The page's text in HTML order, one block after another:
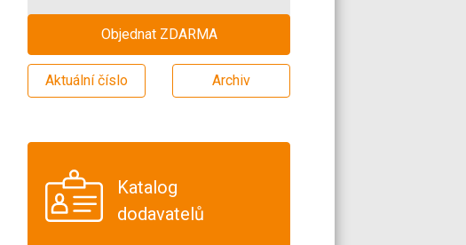
Objednat ZDARMA
Aktuální číslo Archiv
Katalog
dodavatelů